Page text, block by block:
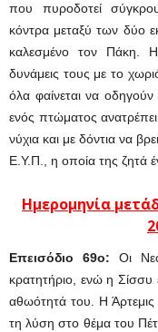
που πυροδοτεί
κόντρα μεταξύ των δύο
καλεσμένο τον Πάκη.
δυνάμεις τους με το
όλα φαίνεται να
ενός πτώματος
νύχια και με δόντια να
Ε.Υ.Π., η οποία της ζητά
Ημερομηνία
Eπεισόδιο 69o: Οι
κρατητήριο, ενώ η Σίσσυ
αθωότητά του. Η Άρτεμις
τη λύση στο θέμα του